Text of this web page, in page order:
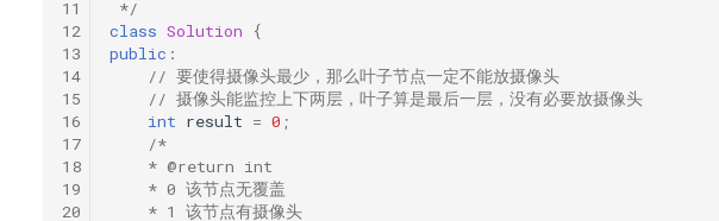
11
12
13
14
15
16
17
18
19
20
*/
class Solution
{
public :
// 要使得摄像头最少，那么叶子节点一定不能放摄像头
// 摄像头能监控上下两层，叶子算是最后一层，没有必要放摄像头
int result = 0 ;
/*
    * @return int
    * 0 该节点无覆盖
    * 1 该节点有摄像头